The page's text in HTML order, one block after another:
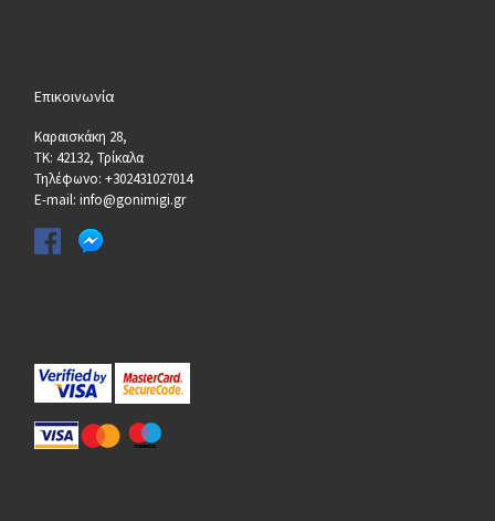
Επικοινωνία
Καραισκάκη 28,
ΤΚ: 42132, Τρίκαλα
Τηλέφωνο: +302431027014
E-mail: info@gonimigi.gr